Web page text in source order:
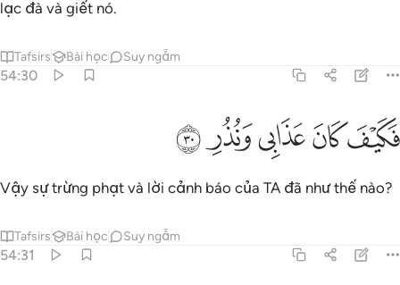
lạc đà và giết nó.
Tafsirs Bài học Suy ngẫm
54:30
فكيف كان عذابي ونذر ٣٠
فَكَيْفَ كَانَ عَذَابِى وَنُذُرِ ٣٠
ﱐﱑﱒﱓﱔ
Vậy sự trừng phạt và lời cảnh báo của TA đã như thế nào?
Tafsirs Bài học Suy ngẫm
54:31